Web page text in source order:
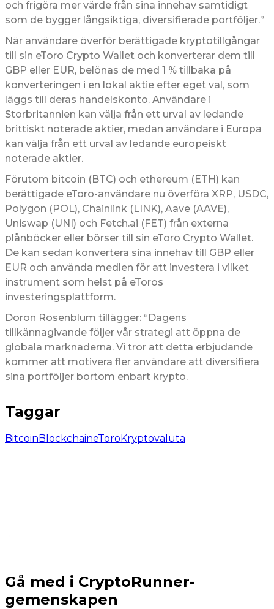
och frigöra mer värde från sina innehav samtidigt
som de bygger långsiktiga, diversifierade portföljer.”
När användare överför berättigade kryptotillgångar
till sin eToro Crypto Wallet och konverterar dem till
GBP eller EUR, belönas de med 1 % tillbaka på
konverteringen i en lokal aktie efter eget val, som
läggs till deras handelskonto. Användare i
Storbritannien kan välja från ett urval av ledande
brittiskt noterade aktier, medan användare i Europa
kan välja från ett urval av ledande europeiskt
noterade aktier.
Förutom bitcoin (BTC) och ethereum (ETH) kan
berättigade eToro-användare nu överföra XRP, USDC,
Polygon (POL), Chainlink (LINK), Aave (AAVE),
Uniswap (UNI) och Fetch.ai (FET) från externa
plånböcker eller börser till sin eToro Crypto Wallet.
De kan sedan konvertera sina innehav till GBP eller
EUR och använda medlen för att investera i vilket
instrument som helst på eToros
investeringsplattform.
Doron Rosenblum tillägger: “Dagens
tillkännagivande följer vår strategi att öppna de
globala marknaderna. Vi tror att detta erbjudande
kommer att motivera fler användare att diversifiera
sina portföljer bortom enbart krypto.
Taggar
BitcoinBlockchaineToroKryptovaluta
Gå med i CryptoRunner-
gemenskapen